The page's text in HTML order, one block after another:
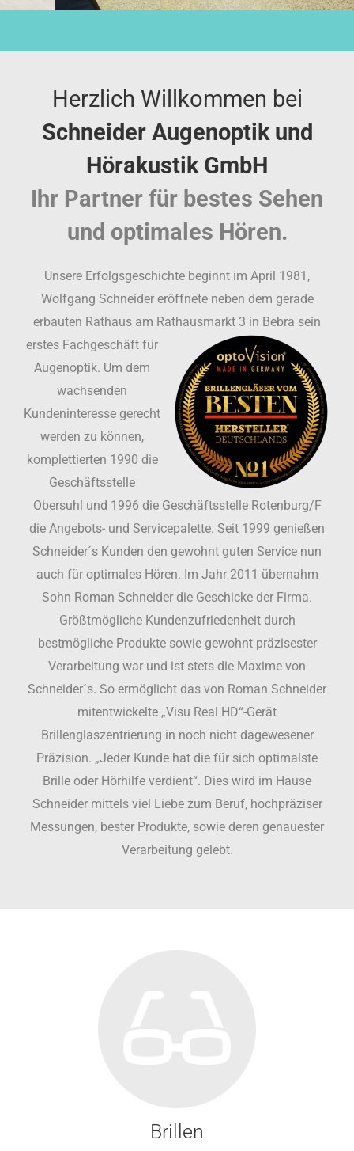
Herzlich Willkommen bei
Schneider Augenoptik und
Hörakustik GmbH
Ihr Partner für bestes Sehen
und optimales Hören.
Unsere Erfolgsgeschichte beginnt im April 1981,
Wolfgang Schneider eröffnete neben dem gerade
erbauten Rathaus am Rathausmarkt 3 in Bebra sein
erstes Fachgeschäft für
Augenoptik. Um dem
wachsenden
Kundeninteresse gerecht
werden zu können,
komplettierten 1990 die
Geschäftsstelle
Obersuhl und 1996 die Geschäftsstelle Rotenburg/F
die Angebots- und Servicepalette. Seit 1999 genießen
Schneider´s Kunden den gewohnt guten Service nun
auch für optimales Hören. Im Jahr 2011 übernahm
Sohn Roman Schneider die Geschicke der Firma.
Größtmögliche Kundenzufriedenheit durch
bestmögliche Produkte sowie gewohnt präzisester
Verarbeitung war und ist stets die Maxime von
Schneider´s. So ermöglicht das von Roman Schneider
mitentwickelte „Visu Real HD“-Gerät
Brillenglaszentrierung in noch nicht dagewesener
Präzision. „Jeder Kunde hat die für sich optimalste
Brille oder Hörhilfe verdient“. Dies wird im Hause
Schneider mittels viel Liebe zum Beruf, hochpräziser
Messungen, bester Produkte, sowie deren genauester
Verarbeitung gelebt.
Brillen